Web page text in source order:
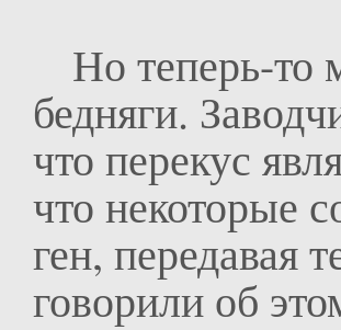
Но теперь-то
бедняги.
что перекус
что некоторые
ген, передавая
говорили об